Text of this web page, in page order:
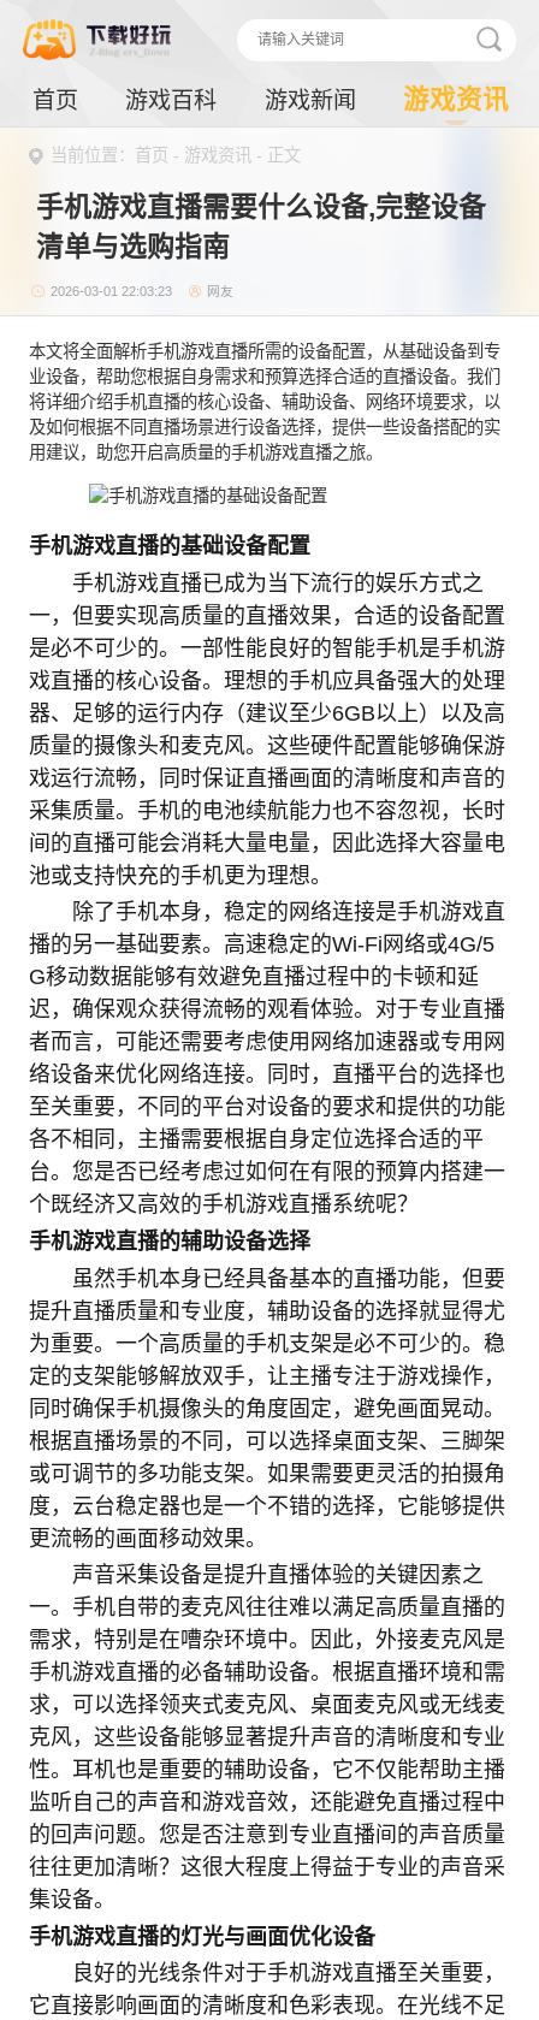
首页 游戏百科 游戏新闻 游戏资讯
当前位置： 首页 - 游戏资讯 - 正文
手机游戏直播需要什么设备,完整设备
清单与选购指南
2026-03-01 22:03:23 网友
本文将全面解析手机游戏直播所需的设备配置，从基础设备到专
业设备，帮助您根据自身需求和预算选择合适的直播设备。我们
将详细介绍手机直播的核心设备、辅助设备、网络环境要求，以
及如何根据不同直播场景进行设备选择，提供一些设备搭配的实
用建议，助您开启高质量的手机游戏直播之旅。
手机游戏直播的基础设备配置
手机游戏直播已成为当下流行的娱乐方式之
一，但要实现高质量的直播效果，合适的设备配置
是必不可少的。一部性能良好的智能手机是手机游
戏直播的核心设备。理想的手机应具备强大的处理
器、足够的运行内存（建议至少6GB以上）以及高
质量的摄像头和麦克风。这些硬件配置能够确保游
戏运行流畅，同时保证直播画面的清晰度和声音的
采集质量。手机的电池续航能力也不容忽视，长时
间的直播可能会消耗大量电量，因此选择大容量电
池或支持快充的手机更为理想。
除了手机本身，稳定的网络连接是手机游戏直
播的另一基础要素。高速稳定的Wi-Fi网络或4G/5
G移动数据能够有效避免直播过程中的卡顿和延
迟，确保观众获得流畅的观看体验。对于专业直播
者而言，可能还需要考虑使用网络加速器或专用网
络设备来优化网络连接。同时，直播平台的选择也
至关重要，不同的平台对设备的要求和提供的功能
各不相同，主播需要根据自身定位选择合适的平
台。您是否已经考虑过如何在有限的预算内搭建一
个既经济又高效的手机游戏直播系统呢？
手机游戏直播的辅助设备选择
虽然手机本身已经具备基本的直播功能，但要
提升直播质量和专业度，辅助设备的选择就显得尤
为重要。一个高质量的手机支架是必不可少的。稳
定的支架能够解放双手，让主播专注于游戏操作，
同时确保手机摄像头的角度固定，避免画面晃动。
根据直播场景的不同，可以选择桌面支架、三脚架
或可调节的多功能支架。如果需要更灵活的拍摄角
度，云台稳定器也是一个不错的选择，它能够提供
更流畅的画面移动效果。
声音采集设备是提升直播体验的关键因素之
一。手机自带的麦克风往往难以满足高质量直播的
需求，特别是在嘈杂环境中。因此，外接麦克风是
手机游戏直播的必备辅助设备。根据直播环境和需
求，可以选择领夹式麦克风、桌面麦克风或无线麦
克风，这些设备能够显著提升声音的清晰度和专业
性。耳机也是重要的辅助设备，它不仅能帮助主播
监听自己的声音和游戏音效，还能避免直播过程中
的回声问题。您是否注意到专业直播间的声音质量
往往更加清晰？这很大程度上得益于专业的声音采
集设备。
手机游戏直播的灯光与画面优化设备
良好的光线条件对于手机游戏直播至关重要，
它直接影响画面的清晰度和色彩表现。在光线不足